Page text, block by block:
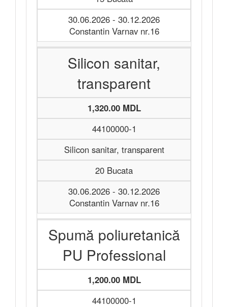
30.06.2026 - 30.12.2026
Constantin Varnav nr.16
Silicon sanitar,
transparent
1,320.00 MDL
44100000-1
Silicon sanitar, transparent
20 Bucata
30.06.2026 - 30.12.2026
Constantin Varnav nr.16
Spumă poliuretanică
PU Professional
1,200.00 MDL
44100000-1